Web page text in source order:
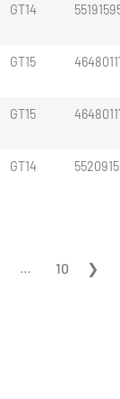
GT14
GT15
GT15
GT14
10 ❯